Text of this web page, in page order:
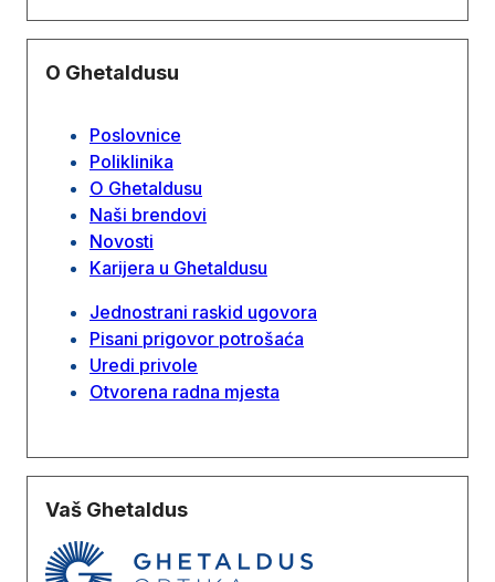
O Ghetaldusu
Poslovnice
Poliklinika
O Ghetaldusu
Naši brendovi
Novosti
Karijera u Ghetaldusu
Jednostrani raskid ugovora
Pisani prigovor potrošaća
Uredi privole
Otvorena radna mjesta
Vaš Ghetaldus